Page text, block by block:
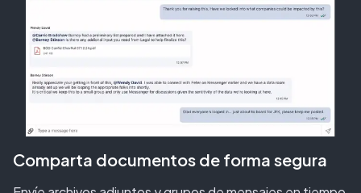
Comparta documentos de forma segura